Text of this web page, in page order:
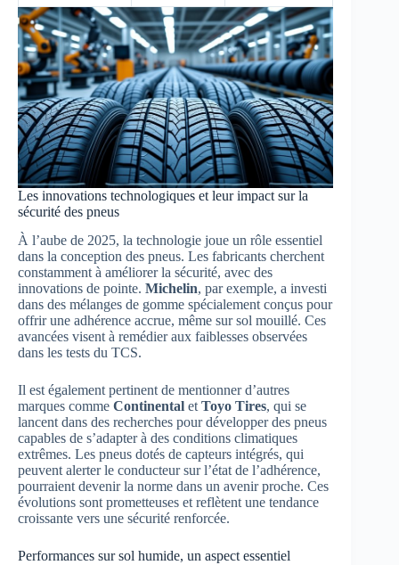
Les innovations technologiques et leur impact sur la
sécurité des pneus
À l’aube de 2025, la technologie joue un rôle essentiel
dans la conception des pneus. Les fabricants cherchent
constamment à améliorer la sécurité, avec des
innovations de pointe. Michelin, par exemple, a investi
dans des mélanges de gomme spécialement conçus pour
offrir une adhérence accrue, même sur sol mouillé. Ces
avancées visent à remédier aux faiblesses observées
dans les tests du TCS.
Il est également pertinent de mentionner d’autres
marques comme Continental etToyo Tires, qui se
lancent dans des recherches pour développer des pneus
capables de s’adapter à des conditions climatiques
extrêmes. Les pneus dotés de capteurs intégrés, qui
peuvent alerter le conducteur sur l’état de l’adhérence,
pourraient devenir la norme dans un avenir proche. Ces
évolutions sont prometteuses et reflètent une tendance
croissante vers une sécurité renforcée.
Performances sur sol humide, un aspect essentiel